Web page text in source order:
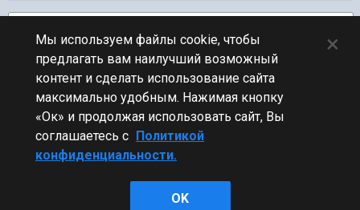
ПЕРЕЙТИ К СПИСКУ ТЕМ
Новости
Стиль
Мы используем файлы cookie, чтобы
предлагать вам наилучший возможный
контент и сделать использование сайта
максимально удобным. Нажимая кнопку
«Ок» и продолжая использовать сайт, Вы
соглашаетесь с Политикой
конфиденциальности.
OK
×